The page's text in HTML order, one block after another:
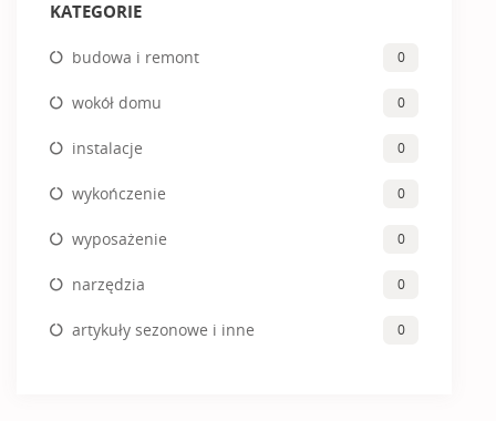
KATEGORIE
budowa i remont 0
wokół domu 0
instalacje 0
wykończenie 0
wyposażenie 0
narzędzia 0
artykuły sezonowe i inne 0